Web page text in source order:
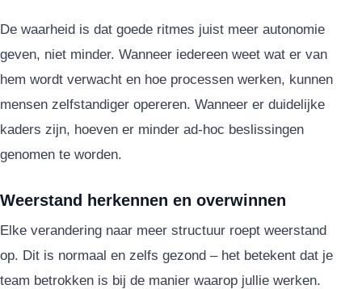
De waarheid is dat goede ritmes juist meer autonomie
geven, niet minder. Wanneer iedereen weet wat er van
hem wordt verwacht en hoe processen werken, kunnen
mensen zelfstandiger opereren. Wanneer er duidelijke
kaders zijn, hoeven er minder ad-hoc beslissingen
genomen te worden.
Weerstand herkennen en overwinnen
Elke verandering naar meer structuur roept weerstand
op. Dit is normaal en zelfs gezond – het betekent dat je
team betrokken is bij de manier waarop jullie werken.